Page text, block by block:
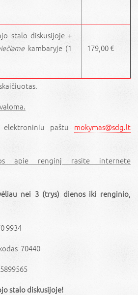
stalo diskusijoje +
kambaryje (1
179,00 €
elektroniniu paštu mokymas@sdg.lt
apie renginį rasite internete
nei 3 (trys) dienos iki renginio,
9934
70440
stalo diskusijoje!